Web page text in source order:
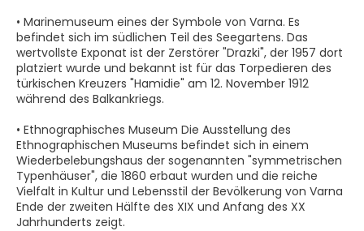
• Marinemuseum eines der Symbole von Varna. Es
befindet sich im südlichen Teil des Seegartens. Das
wertvollste Exponat ist der Zerstörer "Drazki", der 1957 dort
platziert wurde und bekannt ist für das Torpedieren des
türkischen Kreuzers "Hamidie" am 12. November 1912
während des Balkankriegs.
• Ethnographisches Museum Die Ausstellung des
Ethnographischen Museums befindet sich in einem
Wiederbelebungshaus der sogenannten "symmetrischen
Typenhäuser", die 1860 erbaut wurden und die reiche
Vielfalt in Kultur und Lebensstil der Bevölkerung von Varna
Ende der zweiten Hälfte des XIX und Anfang des XX
Jahrhunderts zeigt.